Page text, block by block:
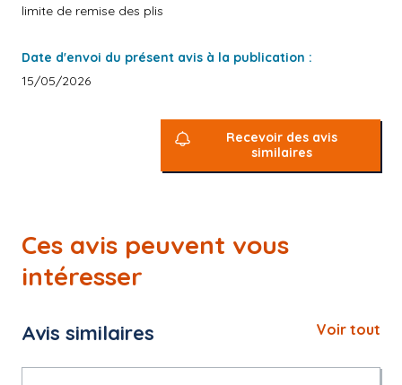
limite de remise des plis
Date d'envoi du présent avis à la publication :
15/05/2026
Recevoir des avis
similaires
Ces avis peuvent vous
intéresser
Avis similaires Voir tout